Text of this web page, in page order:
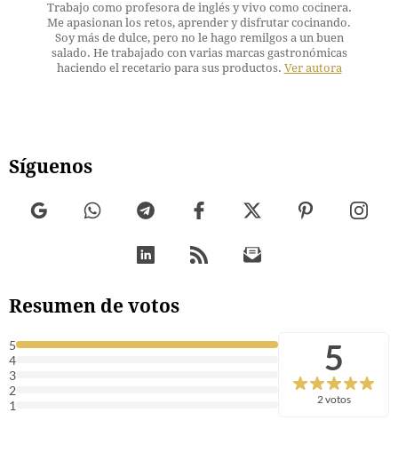
Trabajo como profesora de inglés y vivo como cocinera.
Me apasionan los retos, aprender y disfrutar cocinando.
Soy más de dulce, pero no le hago remilgos a un buen
salado. He trabajado con varias marcas gastronómicas
haciendo el recetario para sus productos. Ver autora
Síguenos
Resumen de votos
5
4
3
2
1
5
2 votos